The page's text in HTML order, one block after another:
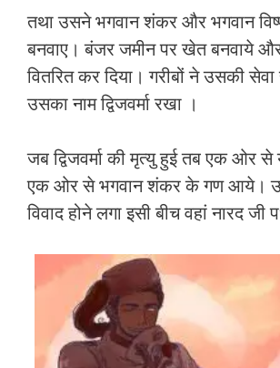
तथा उसने भगवान शंकर और भगवान
बनवाए। बंजर जमीन पर खेत बनवाये और
वितरित कर दिया। गरीबों ने उसकी
उसका नाम द्विजवर्मा रखा ।
जब द्विजवर्मा की मृत्यु हुई तब एक ओर
एक ओर से भगवान शंकर के गण आये।
विवाद होने लगा इसी बीच वहां नारद जी